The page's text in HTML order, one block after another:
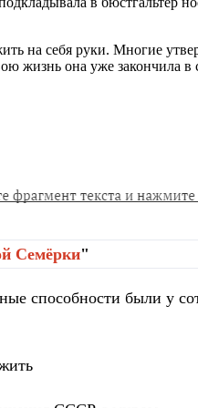
на себя руки. Многие
жизнь она уже закончила
Cемёрки"
способности были у